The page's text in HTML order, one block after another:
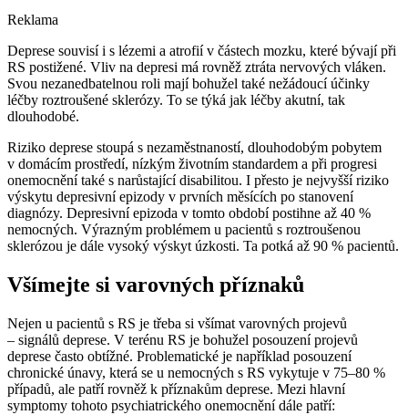
Reklama
Deprese souvisí i s lézemi a atrofií v částech mozku, které bývají při
RS postižené. Vliv na depresi má rovněž ztráta nervových vláken.
Svou nezanedbatelnou roli mají bohužel také nežádoucí účinky
léčby roztroušené sklerózy. To se týká jak léčby akutní, tak
dlouhodobé.
Riziko deprese stoupá s nezaměstnaností, dlouhodobým pobytem
v domácím prostředí, nízkým životním standardem a při progresi
onemocnění také s narůstající disabilitou. I přesto je nejvyšší riziko
výskytu depresivní epizody v prvních měsících po stanovení
diagnózy. Depresivní epizoda v tomto období postihne až 40 %
nemocných. Výrazným problémem u pacientů s roztroušenou
sklerózou je dále vysoký výskyt úzkosti. Ta potká až 90 % pacientů.
Všímejte si varovných příznaků
Nejen u pacientů s RS je třeba si všímat varovných projevů
–⁠ signálů deprese. V terénu RS je bohužel posouzení projevů
deprese často obtížné. Problematické je například posouzení
chronické únavy, která se u nemocných s RS vykytuje v 75–80 %
případů, ale patří rovněž k příznakům deprese. Mezi hlavní
symptomy tohoto psychiatrického onemocnění dále patří: